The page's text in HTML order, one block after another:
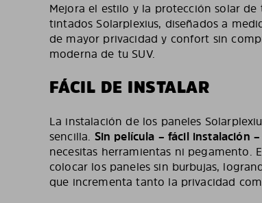
Mejora el estilo y la protección solar de
tintados Solarplexius, diseñados a
de mayor privacidad y confort sin
moderna de tu SUV.
FÁCIL DE INSTALAR
La instalación de los paneles
sencilla. Sin película – fácil instalación
necesitas herramientas ni pegamento.
colocar los paneles sin burbujas,
que incrementa tanto la privacidad